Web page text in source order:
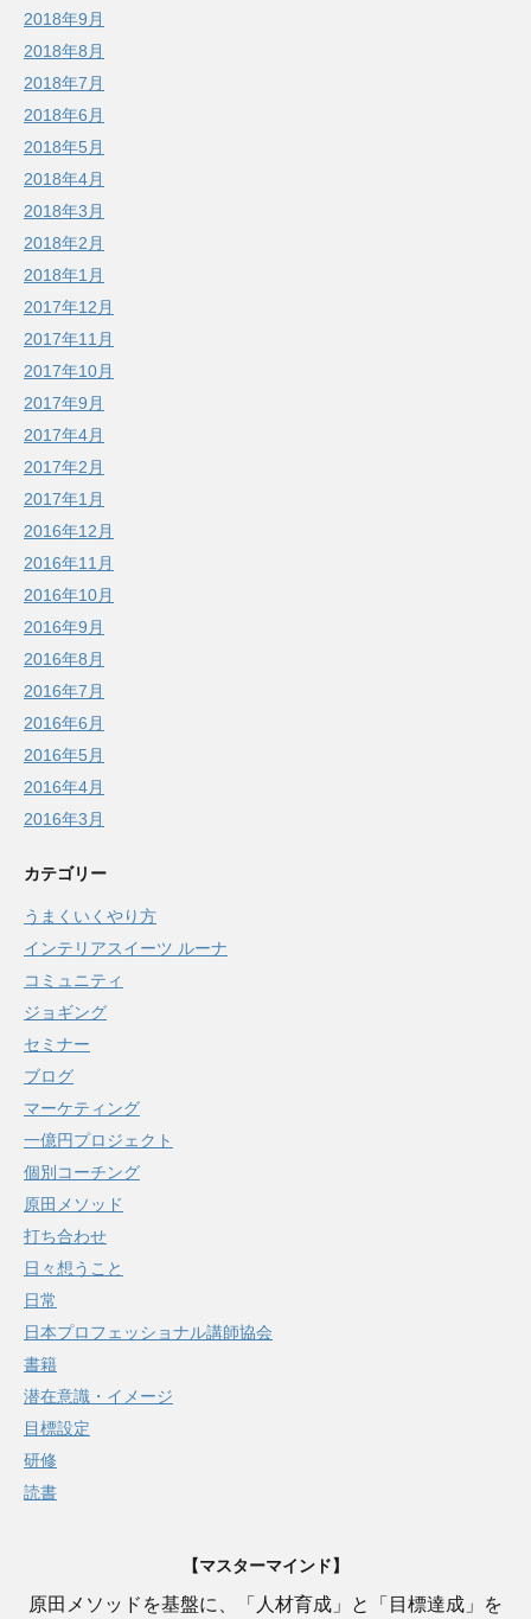
2018年9月
2018年8月
2018年7月
2018年6月
2018年5月
2018年4月
2018年3月
2018年2月
2018年1月
2017年12月
2017年11月
2017年10月
2017年9月
2017年4月
2017年2月
2017年1月
2016年12月
2016年11月
2016年10月
2016年9月
2016年8月
2016年7月
2016年6月
2016年5月
2016年4月
2016年3月
カテゴリー
うまくいくやり方
インテリアスイーツ ルーナ
コミュニティ
ジョギング
セミナー
ブログ
マーケティング
一億円プロジェクト
個別コーチング
原田メソッド
打ち合わせ
日々想うこと
日常
日本プロフェッショナル講師協会
書籍
潜在意識・イメージ
目標設定
研修
読書
【マスターマインド】
原田メソッドを基盤に、「人材育成」と「目標達成」を